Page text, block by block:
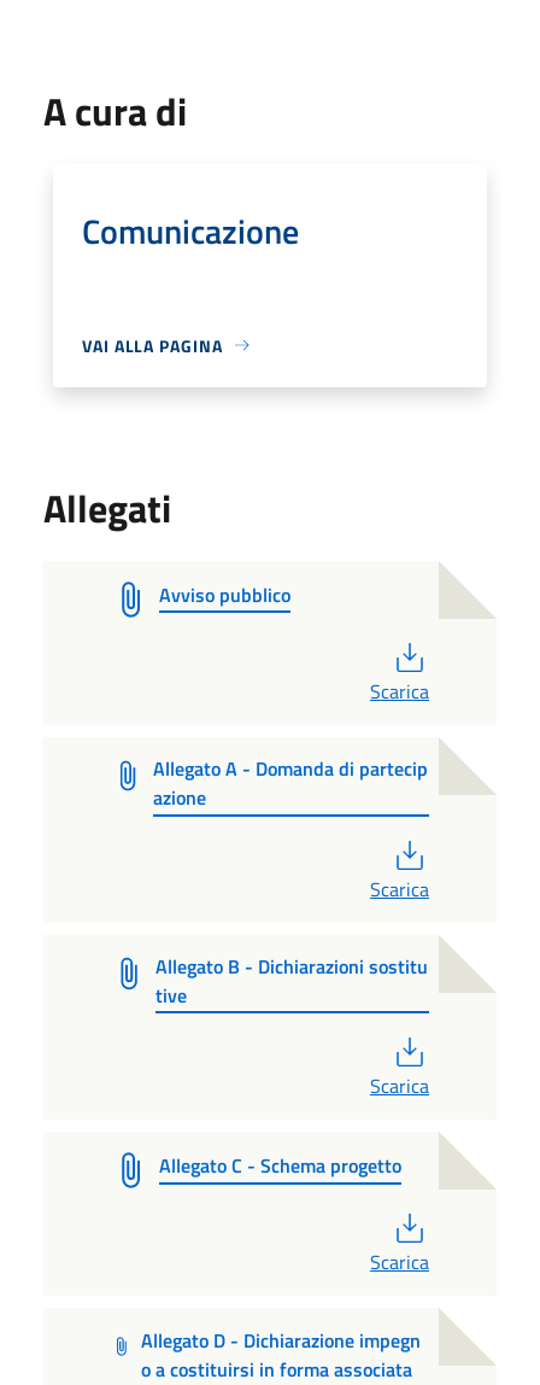
A cura di
Comunicazione
VAI ALLA PAGINA
Allegati
Avviso pubblico
Scarica
Allegato A - Domanda di partecip
azione
Scarica
Allegato B - Dichiarazioni sostitu
tive
Scarica
Allegato C - Schema progetto
Scarica
Allegato D - Dichiarazione impegn
o a costituirsi in forma associata